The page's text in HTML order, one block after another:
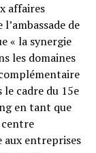
affaires
de
« la synergie
les domaines
cadre du 15e
en tant que
entreprises